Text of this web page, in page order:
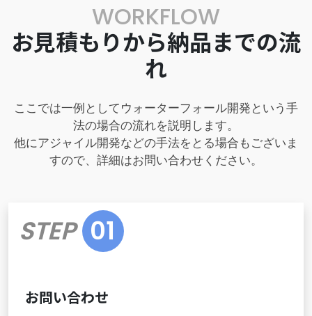
WORKFLOW
お見積もりから納品までの流
れ
ここでは一例としてウォーターフォール開発という手
法の場合の流れを説明します。
他にアジャイル開発などの手法をとる場合もございま
すので、詳細はお問い合わせください。
STEP 01
お問い合わせ